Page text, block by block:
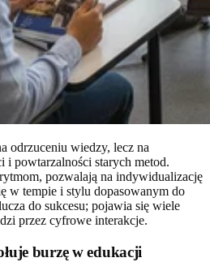
odrzuceniu wiedzy, lecz na
i powtarzalności starych metod.
pozwalają na indywidualizację
w tempie i stylu dopasowanym do
do sukcesu; pojawia się wiele
przez cyfrowe interakcje.
burzę w edukacji